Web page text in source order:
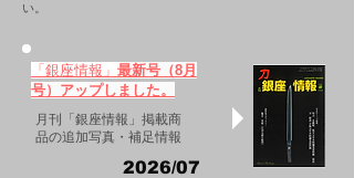
い。
「銀座情報」 最新号（8月
号）アップしました。
月刊「銀座情報」掲載商
品の追加写真・補足情報
2026/07